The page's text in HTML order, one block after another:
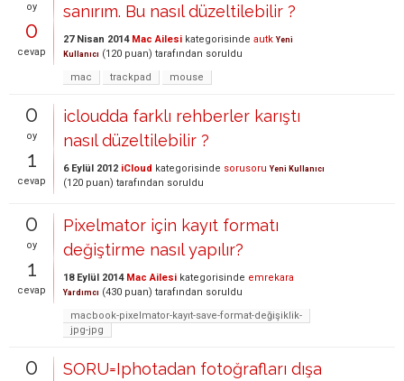
oy
0
cevap
sanırım. Bu nasıl düzeltilebilir ?
27 Nisan 2014 Mac Ailesi kategorisinde autk Yeni
Kullanıcı (120 puan) tarafından soruldu
mac
trackpad mouse
0
oy
1
cevap
icloudda farklı rehberler karıştı
nasıl düzeltilebilir ?
6 Eylül 2012 iCloud kategorisinde sorusoru Yeni Kullanıcı
(120 puan) tarafından soruldu
0
oy
1
cevap
Pixelmator için kayıt formatı
değiştirme nasıl yapılır?
18 Eylül 2014 Mac Ailesi kategorisinde emrekara
Yardımcı (430 puan) tarafından soruldu
macbook-pixelmator-kayıt-save-format-değişiklik-
jpg-jpg
0
SORU=Iphotadan fotoğrafları dışa